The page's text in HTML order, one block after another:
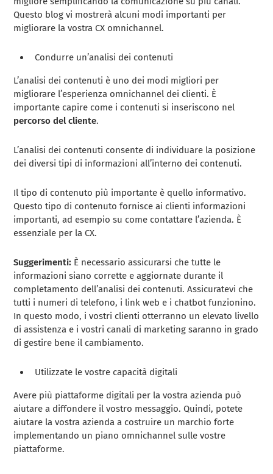
Questo blog vi mostrerà alcuni modi importanti per
migliorare la vostra CX omnichannel.
Condurre un’analisi dei contenuti
L’analisi dei contenuti è uno dei modi migliori per
migliorare l’esperienza omnichannel dei clienti. È
importante capire come i contenuti si inseriscono nel
percorso del cliente.
L’analisi dei contenuti consente di individuare la posizione
dei diversi tipi di informazioni all’interno dei contenuti.
Il tipo di contenuto più importante è quello informativo.
Questo tipo di contenuto fornisce ai clienti informazioni
importanti, ad esempio su come contattare l’azienda. È
essenziale per la CX.
Suggerimenti: È necessario assicurarsi che tutte le
informazioni siano corrette e aggiornate durante il
completamento dell’analisi dei contenuti. Assicuratevi che
tutti i numeri di telefono, i link web e i chatbot funzionino.
In questo modo, i vostri clienti otterranno un elevato livello
di assistenza e i vostri canali di marketing saranno in grado
di gestire bene il cambiamento.
Utilizzate le vostre capacità digitali
Avere più piattaforme digitali per la vostra azienda può
aiutare a diffondere il vostro messaggio. Quindi, potete
aiutare la vostra azienda a costruire un marchio forte
implementando un piano omnichannel sulle vostre
piattaforme.